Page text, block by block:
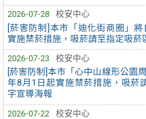
2026-07-28
校安中心
[菸害防制]本市「迪化街商圈」
實施禁菸措施，吸菸請至指定吸菸
2026-07-23
校安中心
[菸害防制]本市「心中山線形公園
年8月1日起實施禁菸措施，吸菸
字宣導海報
2026-07-22
校安中心